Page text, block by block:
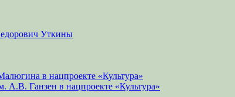
Уткины
в нацпроекте «Культура»
А.В. Ганзен в нацпроекте «Культура»